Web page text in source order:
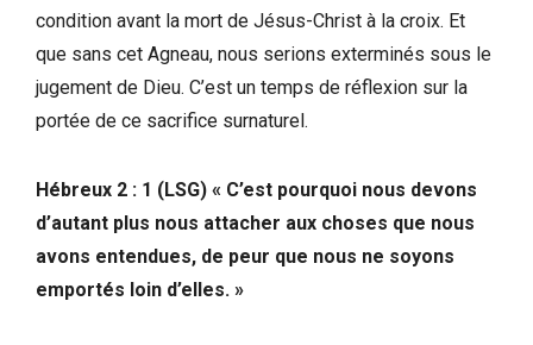
condition avant la mort de Jésus-Christ à la croix. Et
que sans cet Agneau, nous serions exterminés sous le
jugement de Dieu. C’est un temps de réflexion sur la
portée de ce sacrifice surnaturel.
Hébreux 2 : 1 (LSG) « C’est pourquoi nous devons
d’autant plus nous attacher aux choses que nous
avons entendues, de peur que nous ne soyons
emportés loin d’elles. »